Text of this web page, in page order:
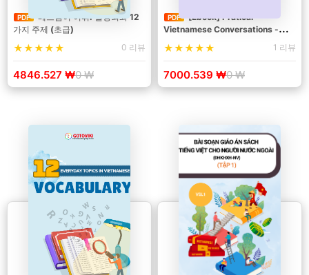
PDF
베트남어 어휘: 일상회화 12
가지 주제 (초급)
0 리뷰
4846.527 ₩0 ₩
PDF
[Ebook] Pratical
Vietnamese Conversations -
Everyday Communication Topics
1 리뷰
7000.539 ₩0 ₩